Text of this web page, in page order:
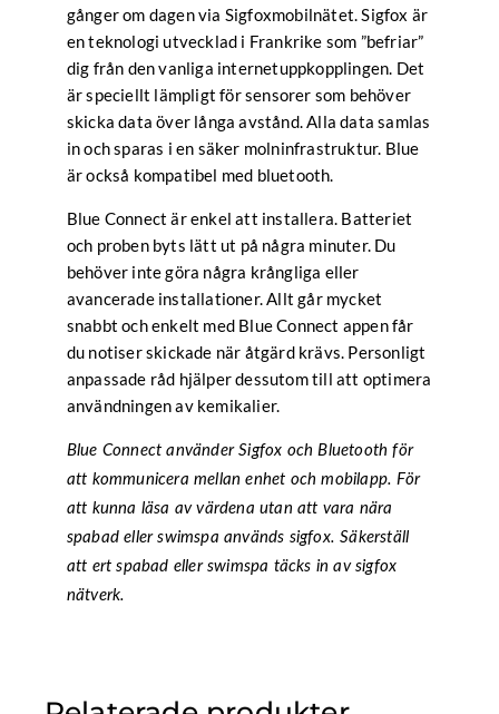
gånger om dagen via Sigfoxmobilnätet. Sigfox är
en teknologi utvecklad i Frankrike som ”befriar”
dig från den vanliga internetuppkopplingen. Det
är speciellt lämpligt för sensorer som behöver
skicka data över långa avstånd. Alla data samlas
in och sparas i en säker molninfrastruktur. Blue
är också kompatibel med bluetooth.
Blue Connect är enkel att installera. Batteriet
och proben byts lätt ut på några minuter. Du
behöver inte göra några krångliga eller
avancerade installationer. Allt går mycket
snabbt och enkelt med Blue Connect appen får
du notiser skickade när åtgärd krävs. Personligt
anpassade råd hjälper dessutom till att optimera
användningen av kemikalier.
Blue Connect använder Sigfox och Bluetooth för
att kommunicera mellan enhet och mobilapp. För
att kunna läsa av värdena utan att vara nära
spabad eller swimspa används sigfox. Säkerställ
att ert spabad eller swimspa täcks in av sigfox
nätverk.